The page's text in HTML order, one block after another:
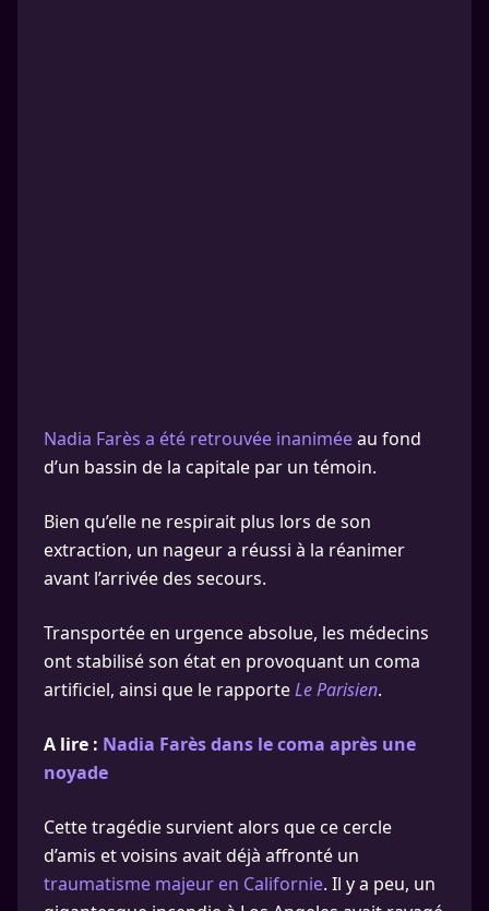
Nadia Farès a été retrouvée inaniméeau fond
d’un bassin de la capitale par un témoin.
Bien qu’elle ne respirait plus lors de son
extraction, un nageur a réussi à la réanimer
avant l’arrivée des secours.
Transportée en urgence absolue, les médecins
ont stabilisé son état en provoquant un coma
artificiel, ainsi que le rapporteLe Parisien.
A lire : Nadia Farès dans le coma après une
noyade
Cette tragédie survient alors que ce cercle
d’amis et voisins avait déjà affronté un
traumatisme majeur en Californie. Il y a peu, un